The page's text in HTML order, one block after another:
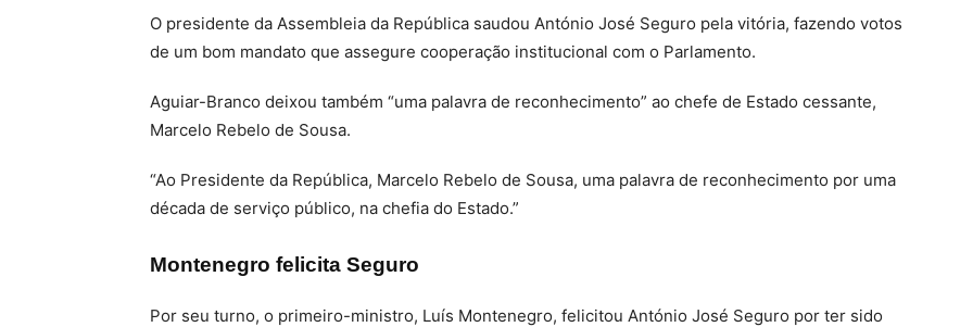
O presidente da Assembleia da República saudou António José Seguro pela vitória, fazendo votos
de um bom mandato que assegure cooperação institucional com o Parlamento.
Aguiar-Branco deixou também “uma palavra de reconhecimento” ao chefe de Estado cessante,
Marcelo Rebelo de Sousa.
“Ao Presidente da República, Marcelo Rebelo de Sousa, uma palavra de reconhecimento por uma
década de serviço público, na chefia do Estado.”
Montenegro felicita Seguro
Por seu turno, o primeiro-ministro, Luís Montenegro, felicitou António José Seguro por ter sido